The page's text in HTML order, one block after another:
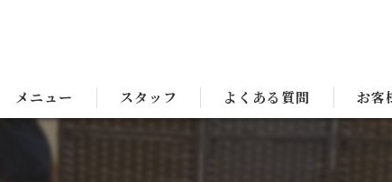
メニュー スタッフ よくある質問 お客